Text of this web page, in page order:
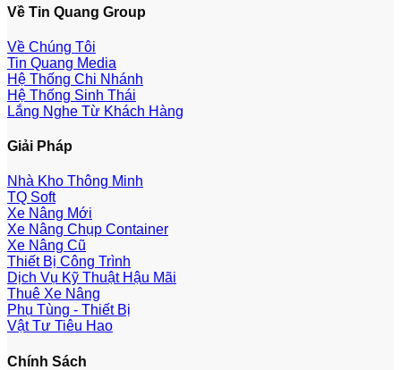
Về Tin Quang Group
Về Chúng Tôi
Tin Quang Media
Hệ Thống Chi Nhánh
Hệ Thống Sinh Thái
Lắng Nghe Từ Khách Hàng
Giải Pháp
Nhà Kho Thông Minh
TQ Soft
Xe Nâng Mới
Xe Nâng Chụp Container
Xe Nâng Cũ
Thiết Bị Công Trình
Dịch Vụ Kỹ Thuật Hậu Mãi
Thuê Xe Nâng
Phụ Tùng - Thiết Bị
Vật Tư Tiêu Hao
Chính Sách